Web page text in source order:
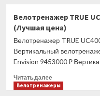
тренажер
Sportop
E350-
LCD
цена)
Велотренажер TRUE
(Лучшая цена)
Велотренажер TRUE
Вертикальный
Envision 9453000 ₽
Читать далееПрочитать
больше
Велотренажеры